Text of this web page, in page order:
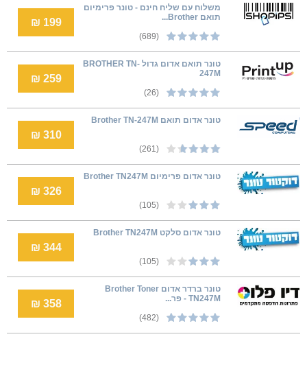
משלוח עם שליח חינם - טונר פרימיום
תואם Brother...
(689)
199 ₪
טונר תואם אדום גדול BROTHER TN-
247M
(26)
259 ₪
טונר אדום תואם Brother TN-247M
(261)
310 ₪
טונר אדום פרימיום Brother TN247M
(105)
326 ₪
טונר אדום סלקט Brother TN247M
(105)
344 ₪
טונר ברדר אדום Brother Toner
TN247M - פר...
(482)
358 ₪